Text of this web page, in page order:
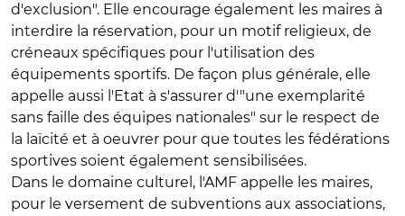
d'exclusion". Elle encourage également les maires à
interdire la réservation, pour un motif religieux, de
créneaux spécifiques pour l'utilisation des
équipements sportifs. De façon plus générale, elle
appelle aussi l'Etat à s'assurer d'"une exemplarité
sans faille des équipes nationales" sur le respect de
la laïcité et à oeuvrer pour que toutes les fédérations
sportives soient également sensibilisées.
Dans le domaine culturel, l'AMF appelle les maires,
pour le versement de subventions aux associations,